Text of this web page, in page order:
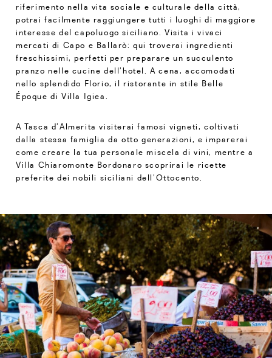
riferimento nella vita sociale e culturale della città,
potrai facilmente raggiungere tutti i luoghi di maggiore
interesse del capoluogo siciliano. Visita i vivaci
mercati di Capo e Ballarò: qui troverai ingredienti
freschissimi, perfetti per preparare un succulento
pranzo nelle cucine dell’hotel. A cena, accomodati
nello splendido Florio, il ristorante in stile Belle
Époque di Villa Igiea.
A Tasca d’Almerita visiterai famosi vigneti, coltivati
dalla stessa famiglia da otto generazioni, e imparerai
come creare la tua personale miscela di vini, mentre a
Villa Chiaromonte Bordonaro scoprirai le ricette
preferite dei nobili siciliani dell’Ottocento.